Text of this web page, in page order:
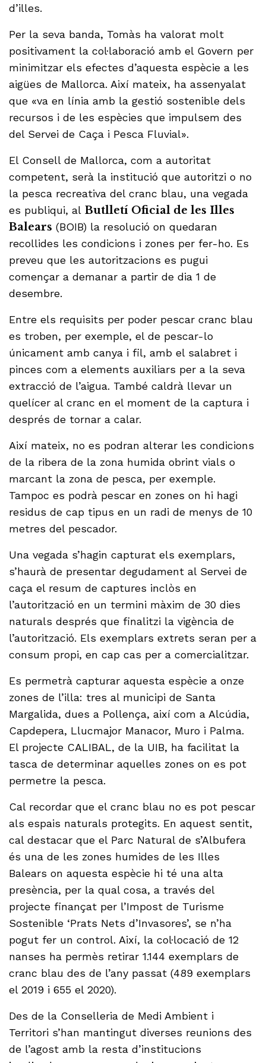
d’illes.
Per la seva banda, Tomàs ha valorat molt
positivament la col·laboració amb el Govern per
minimitzar els efectes d’aquesta espècie a les
aigües de Mallorca. Així mateix, ha assenyalat
que «va en línia amb la gestió sostenible dels
recursos i de les espècies que impulsem des
del Servei de Caça i Pesca Fluvial».
El Consell de Mallorca, com a autoritat
competent, serà la institució que autoritzi o no
la pesca recreativa del cranc blau, una vegada
es publiqui, alButlletí Oficial de les Illes
Balears (BOIB) la resolució on quedaran
recollides les condicions i zones per fer-ho. Es
preveu que les autoritzacions es pugui
començar a demanar a partir de dia 1 de
desembre.
Entre els requisits per poder pescar cranc blau
es troben, per exemple, el de pescar-lo
únicament amb canya i fil, amb el salabret i
pinces com a elements auxiliars per a la seva
extracció de l’aigua. També caldrà llevar un
quelícer al cranc en el moment de la captura i
després de tornar a calar.
Així mateix, no es podran alterar les condicions
de la ribera de la zona humida obrint vials o
marcant la zona de pesca, per exemple.
Tampoc es podrà pescar en zones on hi hagi
residus de cap tipus en un radi de menys de 10
metres del pescador.
Una vegada s’hagin capturat els exemplars,
s’haurà de presentar degudament al Servei de
caça el resum de captures inclòs en
l’autorització en un termini màxim de 30 dies
naturals després que finalitzi la vigència de
l’autorització. Els exemplars extrets seran per a
consum propi, en cap cas per a comercialitzar.
Es permetrà capturar aquesta espècie a onze
zones de l’illa: tres al municipi de Santa
Margalida, dues a Pollença, així com a Alcúdia,
Capdepera, Llucmajor Manacor, Muro i Palma.
El projecte CALIBAL, de la UIB, ha facilitat la
tasca de determinar aquelles zones on es pot
permetre la pesca.
Cal recordar que el cranc blau no es pot pescar
als espais naturals protegits. En aquest sentit,
cal destacar que el Parc Natural de s’Albufera
és una de les zones humides de les Illes
Balears on aquesta espècie hi té una alta
presència, per la qual cosa, a través del
projecte finançat per l’Impost de Turisme
Sostenible ‘Prats Nets d’Invasores’, se n’ha
pogut fer un control. Així, la col·locació de 12
nanses ha permès retirar 1.144 exemplars de
cranc blau des de l’any passat (489 exemplars
el 2019 i 655 el 2020).
Des de la Conselleria de Medi Ambient i
Territori s’han mantingut diverses reunions des
de l’agost amb la resta d’institucions